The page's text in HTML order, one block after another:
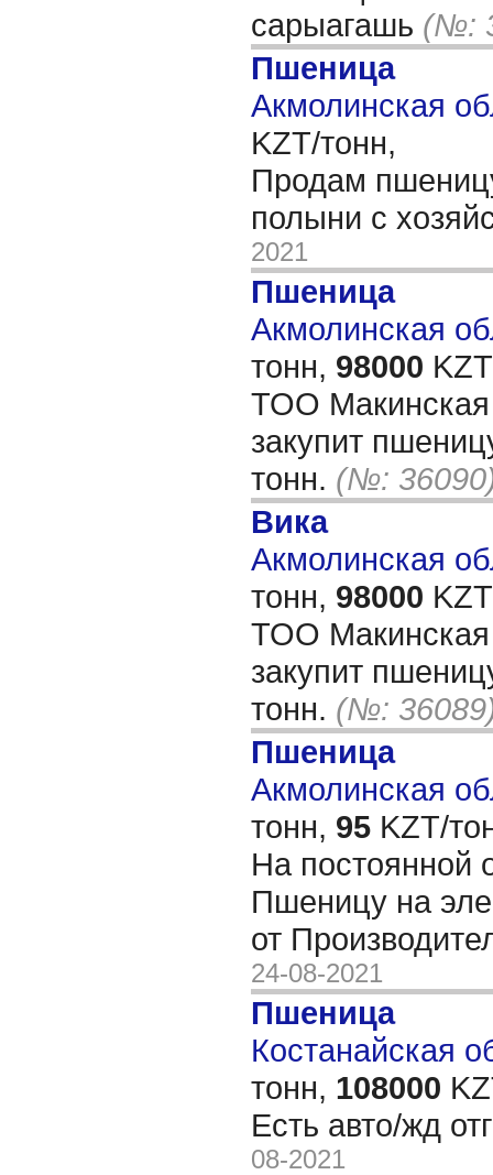
сарыагашь (№:
Пшеница
Акмолинская
KZT/тонн,
Продам
полыни с
2021
Пшеница
Акмолинская
тонн, 98000
ТОО
закупит
тонн. (№:
Вика
Акмолинская
тонн, 98000
ТОО
закупит
тонн. (№:
Пшеница
Акмолинская
тонн, 95 KZT/
На постоянной
Пшеницу на
от
24-08-2021
Пшеница
Костанайская
тонн, 108000
Есть авто/жд
08-2021